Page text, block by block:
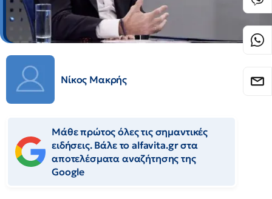
Νίκος Μακρής
Μάθε πρώτος όλες τις σημαντικές
ειδήσεις. Βάλε το alfavita.gr στα
αποτελέσματα αναζήτησης της
Google